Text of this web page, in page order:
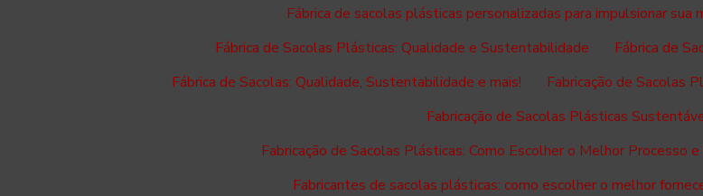
Fábrica de sacolas plásticas personalizadas para impulsionar sua
Fábrica de Sacolas Plásticas: Qualidade e Sustentabilidade
Fábrica de
Fábrica de Sacolas: Qualidade, Sustentabilidade e mais!
Fabricação de Sacolas
Fabricação de Sacolas Plásticas
Fabricação de Sacolas Plásticas: Como Escolher o Melhor Processo
Fabricantes de sacolas plásticas: como escolher o melhor